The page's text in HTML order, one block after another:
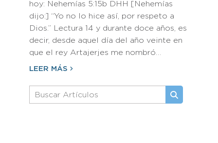
hoy: Nehemías 5:15b DHH [Nehemías
dijo:] “Yo no lo hice así, por respeto a
Dios.” Lectura 14 y durante doce años, es
decir, desde aquel día del año veinte en
que el rey Artajerjes me nombró…
LEER MÁS